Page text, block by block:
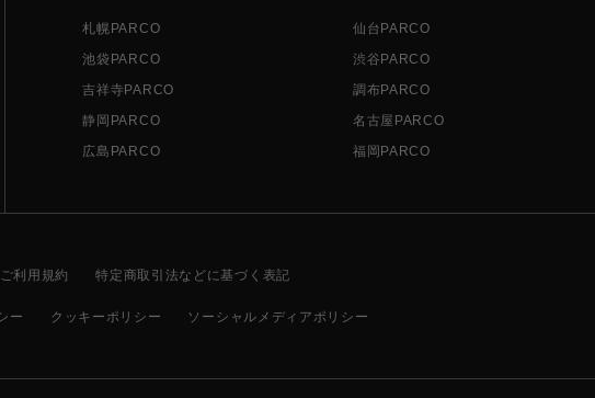
札幌PARCO 仙台PARCO
池袋PARCO
渋谷PARCO
吉祥寺PARCO
調布PARCO
静岡PARCO
名古屋PARCO
広島PARCO
福岡PARCO
ご利用規約 特定商取引法などに基づく表記
ー クッキーポリシー ソーシャルメディアポリシー